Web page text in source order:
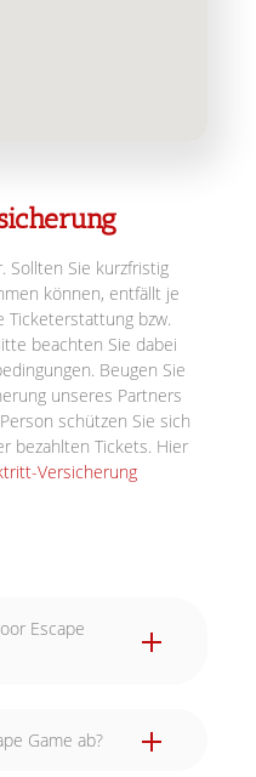
Sollten Sie kurzfristig
können, entfällt je
Ticketerstattung bzw.
beachten Sie dabei
Beugen Sie
unseres Partners
schützen Sie sich
bezahlten Tickets. Hier
Versicherung
Escape
Game ab?